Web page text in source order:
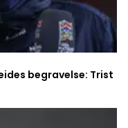
begravelse: Trist